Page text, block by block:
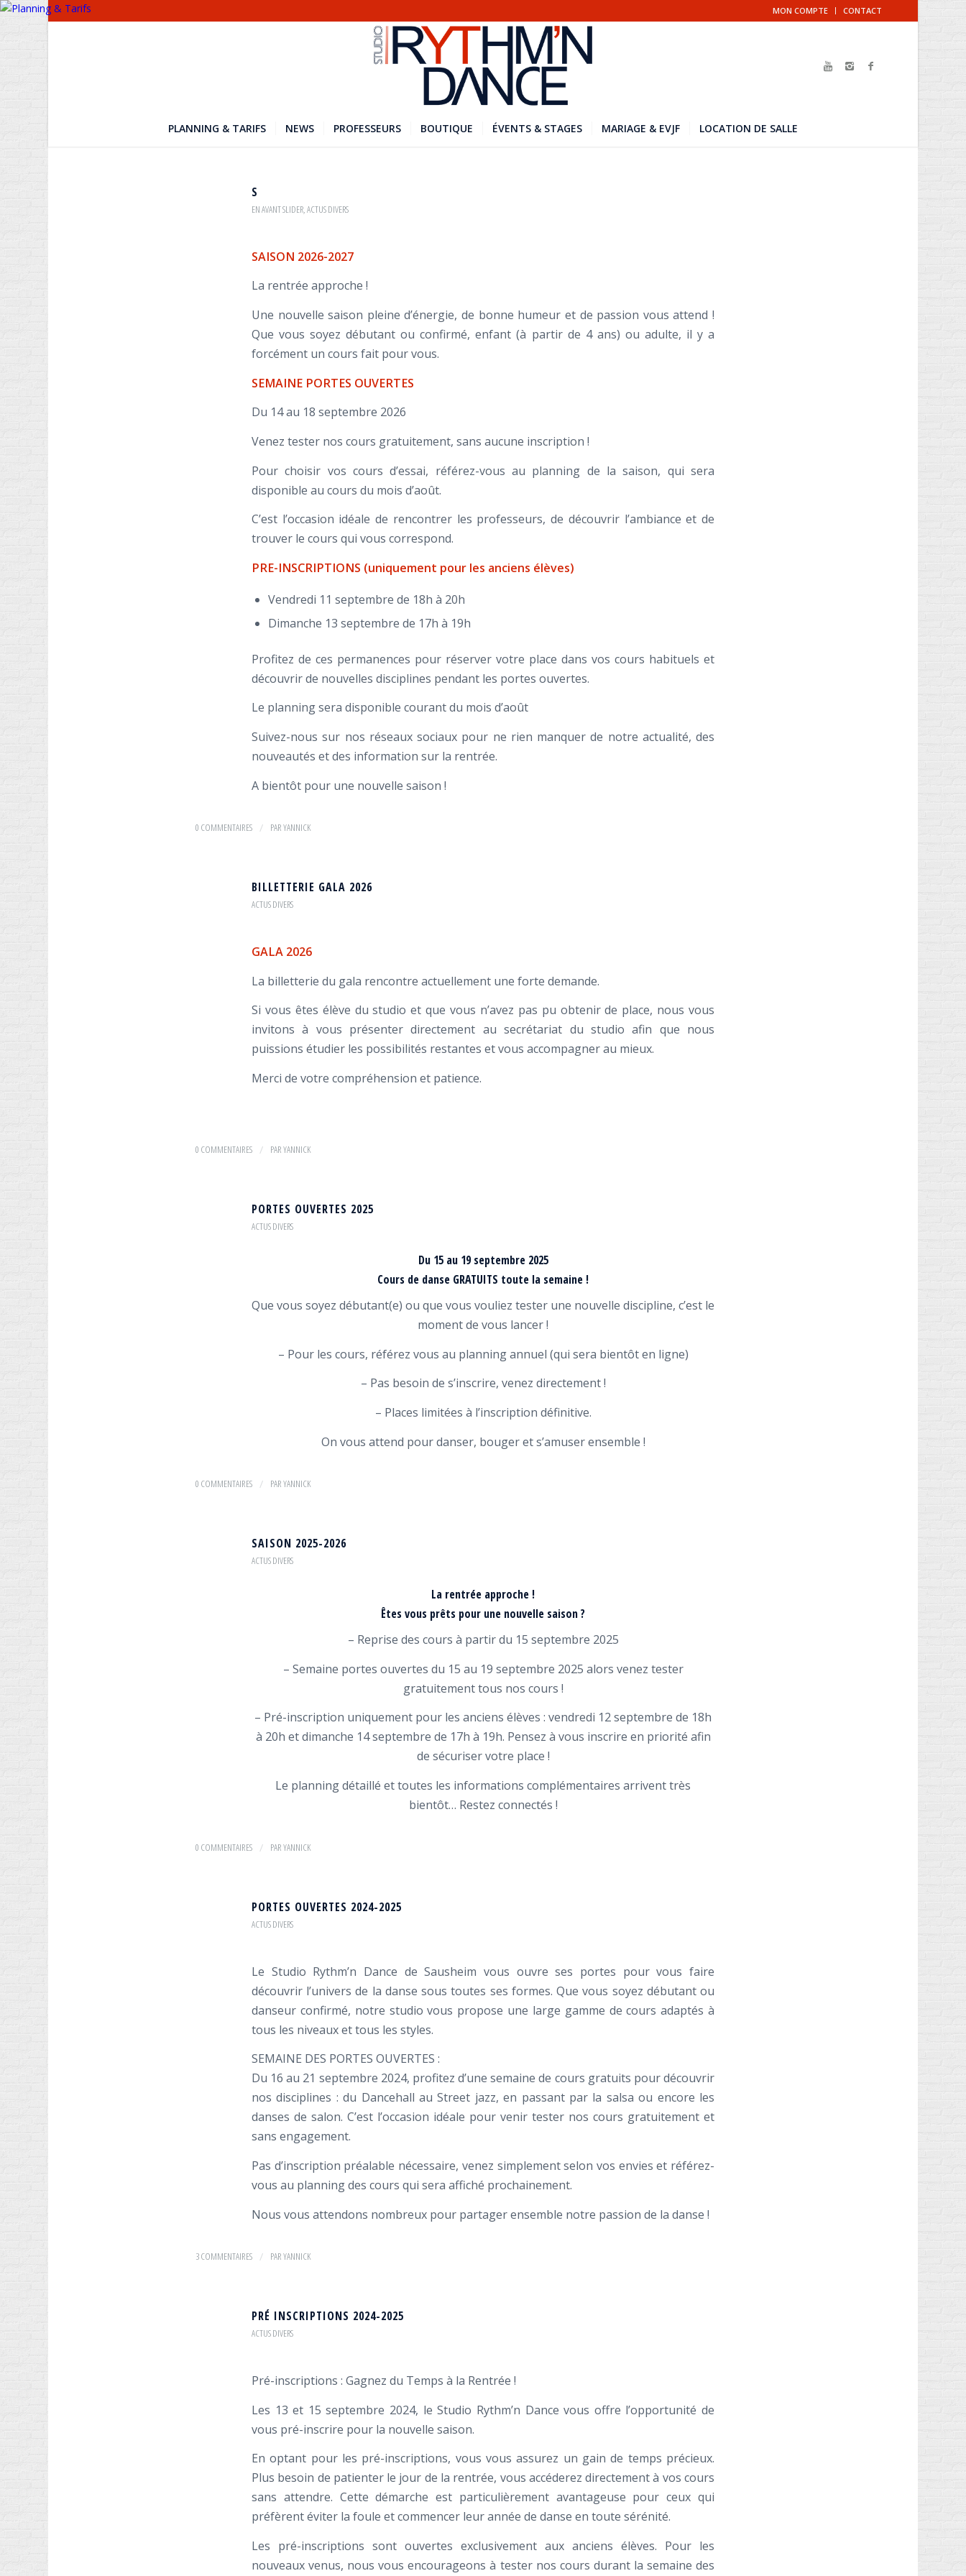
MON COMPTE CONTACT
PLANNING & TARIFS NEWS PROFESSEURS BOUTIQUE ÉVENTS & STAGES MARIAGE & EVJF LOCATION DE SALLE
S
EN AVANT SLIDER,ACTUS DIVERS
SAISON 2026-2027
La rentrée approche !
Une nouvelle saison pleine d’énergie, de bonne humeur et de passion vous attend !
Que vous soyez débutant ou confirmé, enfant (à partir de 4 ans) ou adulte, il y a
forcément un cours fait pour vous.
SEMAINE PORTES OUVERTES
Du 14 au 18 septembre 2026
Venez tester nos cours gratuitement, sans aucune inscription !
Pour choisir vos cours d’essai, référez-vous au planning de la saison, qui sera
disponible au cours du mois d’août.
C’est l’occasion idéale de rencontrer les professeurs, de découvrir l’ambiance et de
trouver le cours qui vous correspond.
PRE-INSCRIPTIONS (uniquement pour les anciens élèves)
Vendredi 11 septembre de 18h à 20h
Dimanche 13 septembre de 17h à 19h
Profitez de ces permanences pour réserver votre place dans vos cours habituels et
découvrir de nouvelles disciplines pendant les portes ouvertes.
Le planning sera disponible courant du mois d’août
Suivez-nous sur nos réseaux sociaux pour ne rien manquer de notre actualité, des
nouveautés et des information sur la rentrée.
A bientôt pour une nouvelle saison !
0 COMMENTAIRES / PARYANNICK
BILLETTERIE GALA 2026
ACTUS DIVERS
GALA 2026
La billetterie du gala rencontre actuellement une forte demande.
Si vous êtes élève du studio et que vous n’avez pas pu obtenir de place, nous vous
invitons à vous présenter directement au secrétariat du studio afin que nous
puissions étudier les possibilités restantes et vous accompagner au mieux.
Merci de votre compréhension et patience.
0 COMMENTAIRES / PARYANNICK
PORTES OUVERTES 2025
ACTUS DIVERS
Du 15 au 19 septembre 2025
Cours de danse GRATUITS toute la semaine !
Que vous soyez débutant(e) ou que vous vouliez tester une nouvelle discipline, c’est le
moment de vous lancer !
– Pour les cours, référez vous au planning annuel (qui sera bientôt en ligne)
– Pas besoin de s’inscrire, venez directement !
– Places limitées à l’inscription définitive.
On vous attend pour danser, bouger et s’amuser ensemble !
0 COMMENTAIRES / PARYANNICK
SAISON 2025-2026
ACTUS DIVERS
La rentrée approche !
Êtes vous prêts pour une nouvelle saison ?
– Reprise des cours à partir du 15 septembre 2025
– Semaine portes ouvertes du 15 au 19 septembre 2025 alors venez tester
gratuitement tous nos cours !
– Pré-inscription uniquement pour les anciens élèves : vendredi 12 septembre de 18h
à 20h et dimanche 14 septembre de 17h à 19h. Pensez à vous inscrire en priorité afin
de sécuriser votre place !
Le planning détaillé et toutes les informations complémentaires arrivent très
bientôt… Restez connectés !
0 COMMENTAIRES / PARYANNICK
PORTES OUVERTES 2024-2025
ACTUS DIVERS
Le Studio Rythm’n Dance de Sausheim vous ouvre ses portes pour vous faire
découvrir l’univers de la danse sous toutes ses formes. Que vous soyez débutant ou
danseur confirmé, notre studio vous propose une large gamme de cours adaptés à
tous les niveaux et tous les styles.
SEMAINE DES PORTES OUVERTES :
Du 16 au 21 septembre 2024, profitez d’une semaine de cours gratuits pour découvrir
nos disciplines : du Dancehall au Street jazz, en passant par la salsa ou encore les
danses de salon. C’est l’occasion idéale pour venir tester nos cours gratuitement et
sans engagement.
Pas d’inscription préalable nécessaire, venez simplement selon vos envies et référez-
vous au planning des cours qui sera affiché prochainement.
Nous vous attendons nombreux pour partager ensemble notre passion de la danse !
3 COMMENTAIRES / PARYANNICK
PRÉ INSCRIPTIONS 2024-2025
ACTUS DIVERS
Pré-inscriptions : Gagnez du Temps à la Rentrée !
Les 13 et 15 septembre 2024, le Studio Rythm’n Dance vous offre l’opportunité de
vous pré-inscrire pour la nouvelle saison.
En optant pour les pré-inscriptions, vous vous assurez un gain de temps précieux.
Plus besoin de patienter le jour de la rentrée, vous accéderez directement à vos cours
sans attendre. Cette démarche est particulièrement avantageuse pour ceux qui
préfèrent éviter la foule et commencer leur année de danse en toute sérénité.
Les pré-inscriptions sont ouvertes exclusivement aux anciens élèves. Pour les
nouveaux venus, nous vous encourageons à tester nos cours durant la semaine des